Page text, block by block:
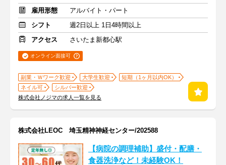
雇用形態
アルバイト・パート
シフト
週2日以上 1日4時間以上
アクセス
さいたま新都心駅
オンライン面接可
副業・Ｗワーク歓迎 大学生歓迎
短期（1ヶ月以内OK）
ネイル可
シルバー歓迎
株式会社ノジマの求人一覧を見る
株式会社LEOC 埼玉精神神経センター/202588
【病院の調理補助】盛付・配膳・
食器洗浄など！未経験OK！